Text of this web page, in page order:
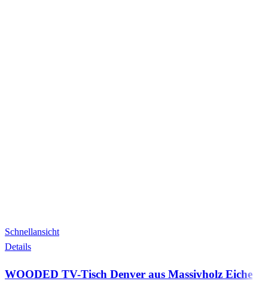
Schnellansicht
Details
WOODED TV-Tisch Denver aus Massivholz Eiche